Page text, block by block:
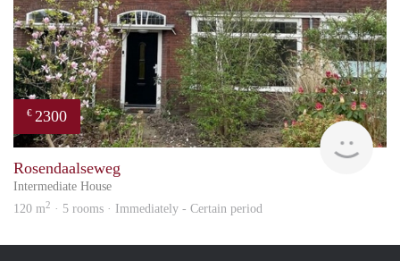
€ 2300
Blinq
Rosendaalseweg
Intermediate House
120 m2 · 5 rooms · Immediately - Certain period